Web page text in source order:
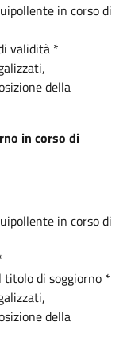
in corso di
validità *
della
in corso di
in corso di
di soggiorno *
della